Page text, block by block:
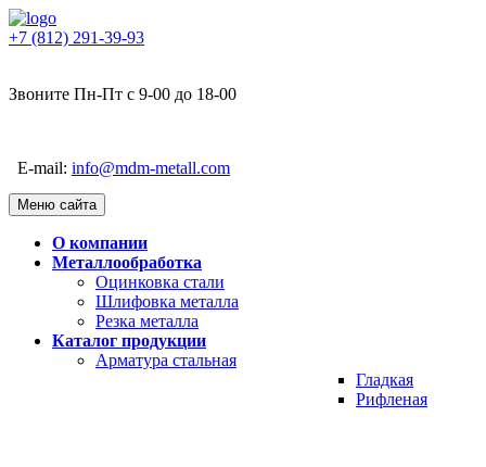
+7 (812) 291-39-93
Звоните Пн-Пт с 9-00 до 18-00
E-mail: info@mdm-metall.com
Меню сайта
О компании
Металлообработка
Оцинковка стали
Шлифовка металла
Резка металла
Каталог продукции
Арматура стальная
Гладкая
Рифленая